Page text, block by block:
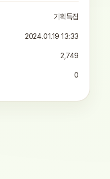
기획특집
2024.01.19 13:33
2,749
0